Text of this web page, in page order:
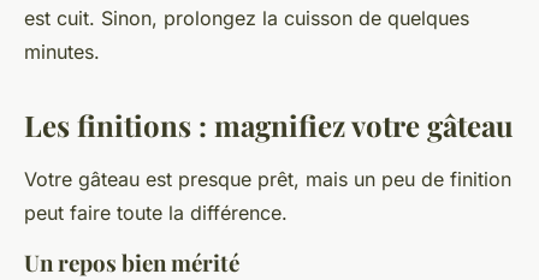
est cuit. Sinon, prolongez la cuisson de quelques
minutes.
Les finitions : magnifiez votre gâteau
Votre gâteau est presque prêt, mais un peu de finition
peut faire toute la différence.
Un repos bien mérité